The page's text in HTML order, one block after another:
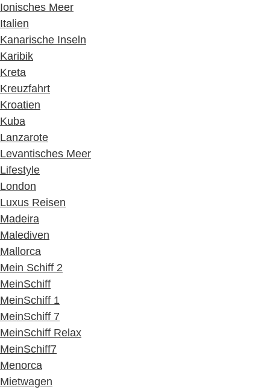
Ionisches Meer
Italien
Kanarische Inseln
Karibik
Kreta
Kreuzfahrt
Kroatien
Kuba
Lanzarote
Levantisches Meer
Lifestyle
London
Luxus Reisen
Madeira
Malediven
Mallorca
Mein Schiff 2
MeinSchiff
MeinSchiff 1
MeinSchiff 7
MeinSchiff Relax
MeinSchiff7
Menorca
Mietwagen